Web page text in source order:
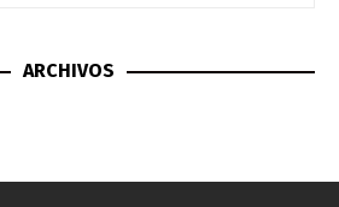
ARCHIVOS